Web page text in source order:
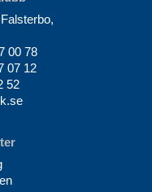
00 78
07 12
52